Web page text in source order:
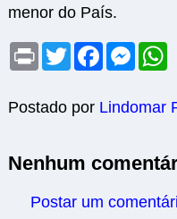
menor do País.
P
t
T
w
t
e
F
a
b
M
e
e
r
s
Postado por Lindomar
Nenhum
Postar um